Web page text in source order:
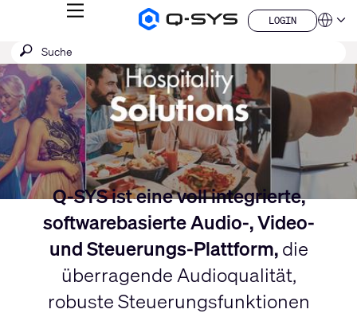
Q-
Produkte
Homepage
MENÜ
LOGIN
LOGIN
QSYS.com (English)
India (English)
Deutsch
Español
Français
日本語
한국어
China (中文)
Suche
absenden
SUCHE
Aktuelle
Folie:
1
/
1
Q-SYS ist eine voll integrierte,
softwarebasierte Audio-, Video-
und Steuerungs-Plattform,die
überragende Audioqualität,
robuste Steuerungsfunktionen